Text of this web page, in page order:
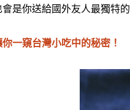
是你送給國外友人最獨特
一窺台灣小吃中的秘密！